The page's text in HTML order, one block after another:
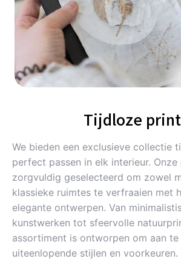
Tijdloze
We bieden een exclusieve collectie
perfect passen in elk interieur.
zorgvuldig geselecteerd om zowel
klassieke ruimtes te verfraaien met
elegante ontwerpen. Van
kunstwerken tot sfeervolle
assortiment is ontworpen om aan
uiteenlopende stijlen en voorkeuren.